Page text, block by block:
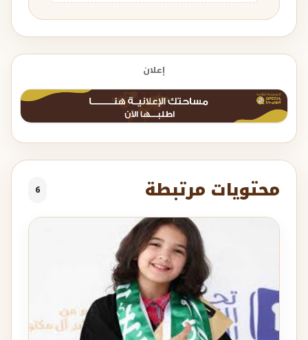
إعلان
محتويات مرتبطة 6